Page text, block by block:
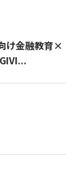
け金融教育×